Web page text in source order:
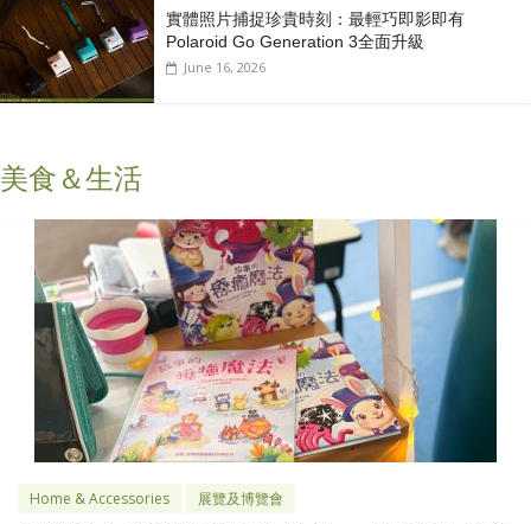
實體照片捕捉珍貴時刻：最輕巧即影即有
Polaroid Go Generation 3全面升級
June 16, 2026
美食＆生活
Home & Accessories 展覽及博覽會